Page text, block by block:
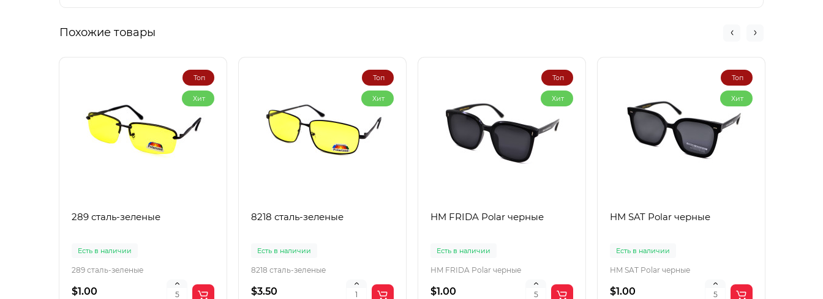
Похожие товары
Топ
Хит
289 сталь-зеленые
Есть в наличии
289 сталь-зеленые
$1.00
Топ
Хит
8218 сталь-зеленые
Есть в наличии
8218 сталь-зеленые
$3.50
Топ
Хит
HM FRIDA Polar черные
Есть в наличии
HM FRIDA Polar черные
$1.00
Топ
Хит
HM SAT Polar черные
Есть в наличии
HM SAT Polar черные
$1.00